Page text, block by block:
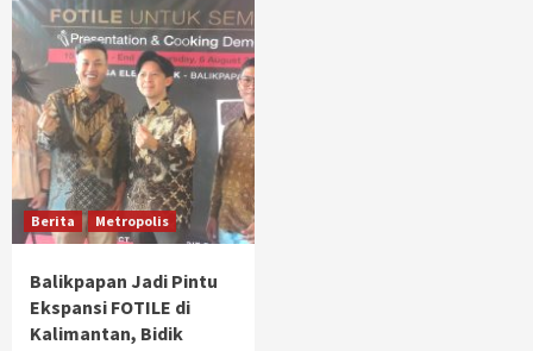
Berita Metropolis
Balikpapan Jadi Pintu
Ekspansi FOTILE di
Kalimantan, Bidik